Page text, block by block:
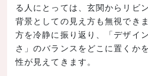
る人にとっては、玄関からリビ
背景としての見え方も無視でき
方を冷静に振り返り、「デザイ
さ」のバランスをどこに置くか
性が見えてきます。